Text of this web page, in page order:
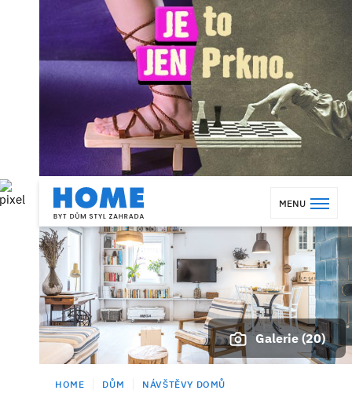
MENU
Galerie (20)
HOME DŮM NÁVŠTĚVY DOMŮ